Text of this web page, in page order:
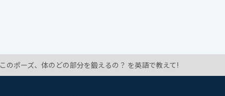
このポーズ、体のどの部分を鍛えるの？ を英語で教えて!